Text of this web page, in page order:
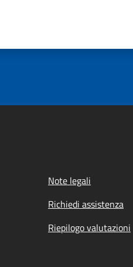
Note legali
Richiedi assistenza
Riepilogo valutazioni